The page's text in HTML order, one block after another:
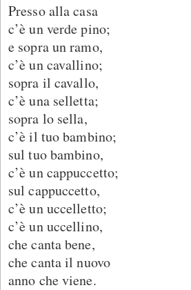
Presso alla casa
c’è un verde pino;
e sopra un ramo,
c’è un cavallino;
sopra il cavallo,
c’è una selletta;
sopra lo sella,
c’è il tuo bambino;
sul tuo bambino,
c’è un cappuccetto;
sul cappuccetto,
c’è un uccelletto;
c’è un uccellino,
che canta bene,
che canta il nuovo
anno che viene.